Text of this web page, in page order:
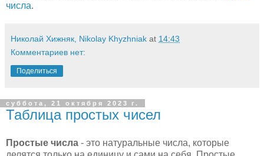
числа.
Николай Хижняк, Nikolay Khyzhniak at 14:43
Комментариев нет:
Поделиться
суббота, 21 октября 2023 г.
Таблица простых чисел
Простые числа - это натуральные числа, которые